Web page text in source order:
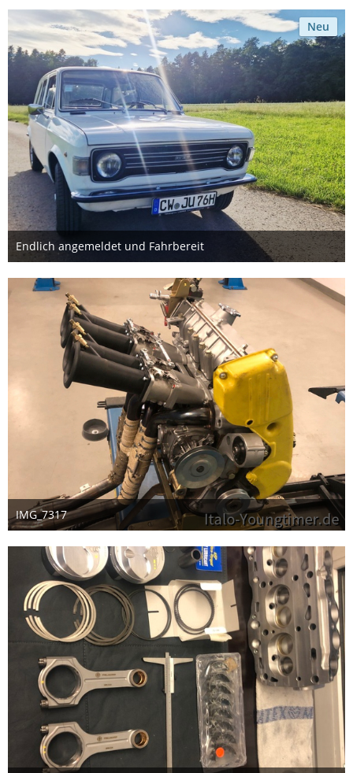
Endlich angemeldet und Fahrbereit
Montag, 23:43
3
Neu
IMG_7317
8. Februar 2026
3